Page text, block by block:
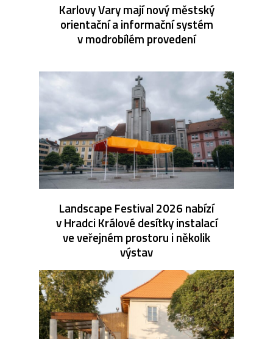
Karlovy Vary mají nový městský
orientační a informační systém
v modrobílém provedení
Landscape Festival 2026 nabízí
v Hradci Králové desítky instalací
ve veřejném prostoru i několik
výstav